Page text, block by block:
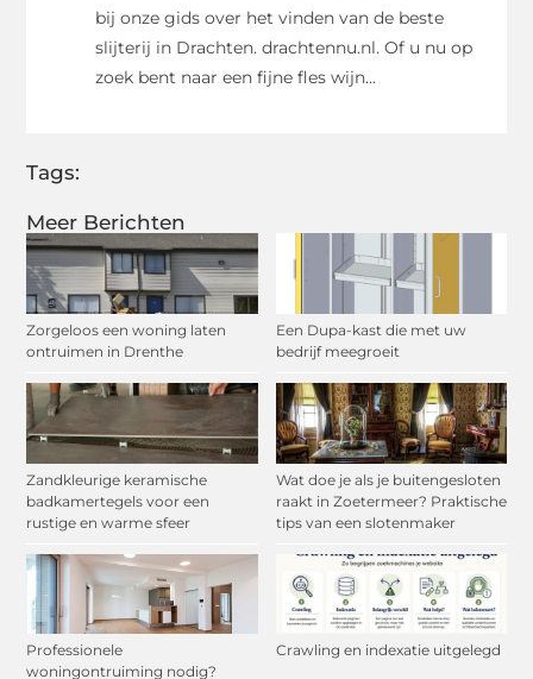
Meer Berichten
Zorgeloos een woning laten
ontruimen in Drenthe
Een Dupa-kast die met uw
bedrijf meegroeit
Zandkleurige keramische
badkamertegels voor een
rustige en warme sfeer
Wat doe je als je buitengesloten
raakt in Zoetermeer? Praktische
tips van een slotenmaker
Professionele
woningontruiming nodig?
Crawling en indexatie uitgelegd
bij onze gids over het vinden van de beste
slijterij in Drachten. drachtennu.nl. Of u nu op
zoek bent naar een fijne fles wijn...
Tags: